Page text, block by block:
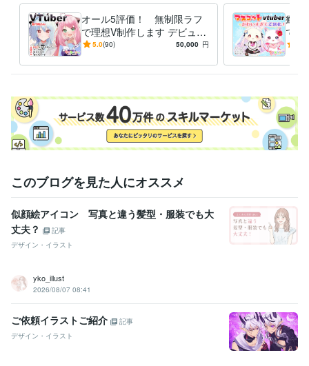
オール5評価！ 無制限ラフ
で理想V制作します デビュー
まで完全サポート！著作権込
5.0(90) 50,000 円
癒し
でフ
メの
このブログを見た人にオススメ
似顔絵アイコン 写真と違う髪型・服装でも大
丈夫？
記事
デザイン・イラスト
yko_illust
2026/08/07 08:41
ご依頼イラストご紹介
記事
デザイン・イラスト